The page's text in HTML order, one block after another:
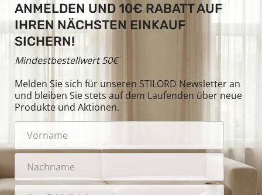
ANMELDEN UND 10€ RABATT AUF
IHREN NÄCHSTEN EINKAUF
SICHERN!
Mindestbestellwert 50€
Melden Sie sich für unseren STILORD Newsletter an
und bleiben Sie stets auf dem Laufenden über neue
Produkte und Aktionen.